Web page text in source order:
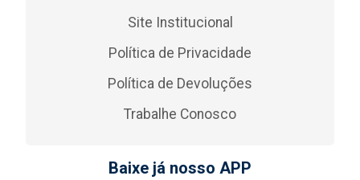
Site Institucional
Política de Privacidade
Política de Devoluções
Trabalhe Conosco
Baixe já nosso APP